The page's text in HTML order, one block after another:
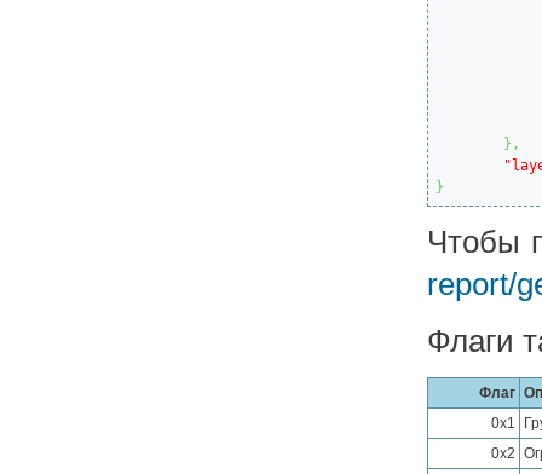
} ,
}
Чтобы
report/
Флаги
Флаг
0x1
0x2